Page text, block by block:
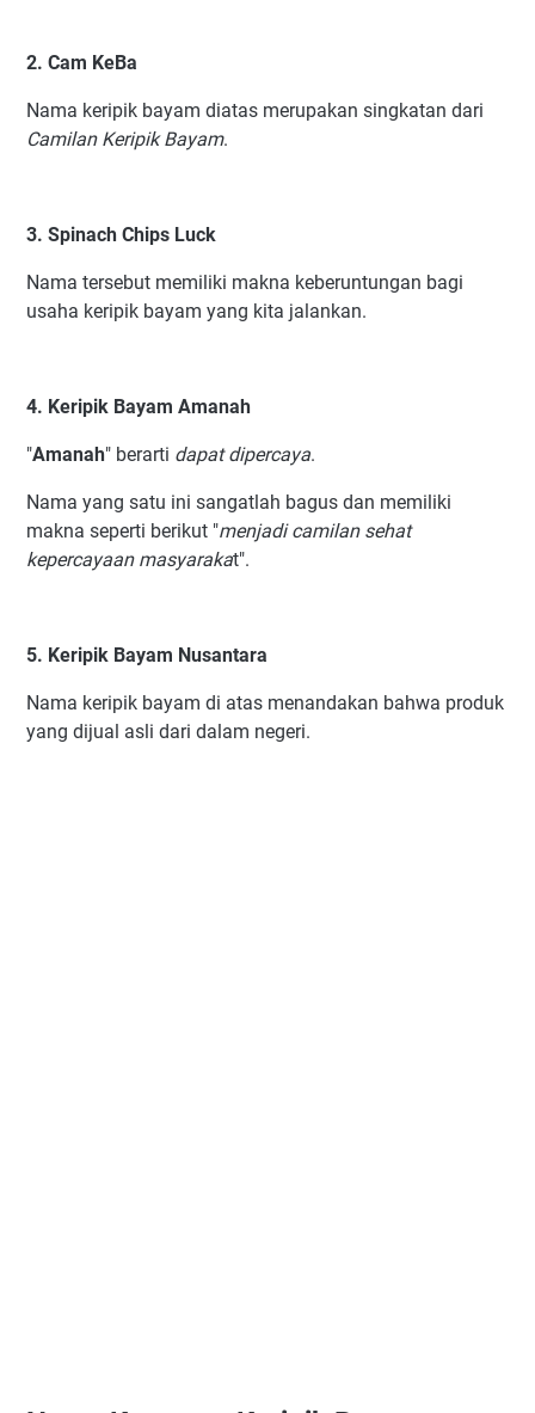
2. Cam KeBa
Nama keripik bayam diatas merupakan singkatan dari
Camilan Keripik Bayam.
3. Spinach Chips Luck
Nama tersebut memiliki makna keberuntungan bagi
usaha keripik bayam yang kita jalankan.
4. Keripik Bayam Amanah
"Amanah" berarti dapat dipercaya.
Nama yang satu ini sangatlah bagus dan memiliki
makna seperti berikut "menjadi camilan sehat
kepercayaan masyarakat".
5. Keripik Bayam Nusantara
Nama keripik bayam di atas menandakan bahwa produk
yang dijual asli dari dalam negeri.